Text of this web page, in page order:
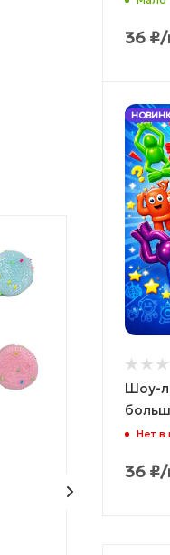
% АКЦИЯ
ТОВАР НЕДЕЛИ
ЭКСКЛЮЗИВ
орбизами
36 ₽/
Шоу-
Нет в
36 ₽/